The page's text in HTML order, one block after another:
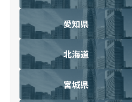
愛知県
北海道
宮城県